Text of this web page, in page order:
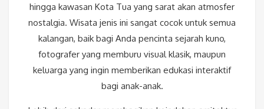
hingga kawasan Kota Tua yang sarat akan atmosfer
nostalgia. Wisata jenis ini sangat cocok untuk semua
kalangan, baik bagi Anda pencinta sejarah kuno,
fotografer yang memburu visual klasik, maupun
keluarga yang ingin memberikan edukasi interaktif
bagi anak-anak.